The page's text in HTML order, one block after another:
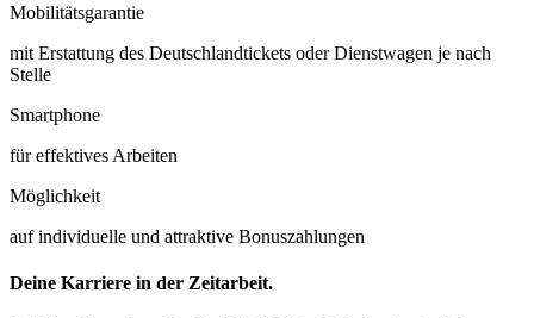
Mobilitätsgarantie
mit Erstattung des Deutsch­land­tickets oder Dienst­wagen je nach
Stelle
Smartphone
für effektives Arbeiten
Möglichkeit
auf individuelle und attraktive Bonuszahlungen
Deine Karriere in der Zeitarbeit.